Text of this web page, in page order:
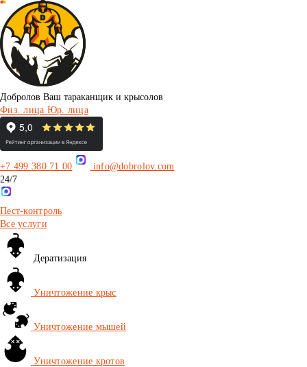
Добролов Ваш тараканщик и крысолов
Физ. лица Юр. лица
+7 499 380 71 00
info@dobrolov.com
24/7
Пест-контроль
Все услуги
Дератизация
Уничтожение крыс
Уничтожение мышей
Уничтожение кротов